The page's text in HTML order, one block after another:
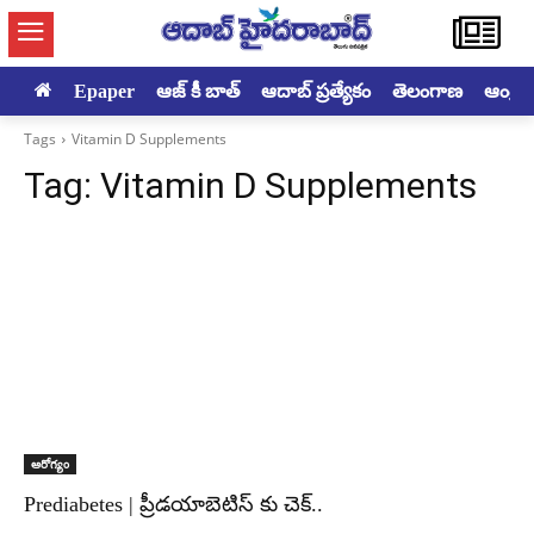
Epaper ఆజ్ కీ బాత్ ఆదాబ్ ప్రత్యేకం తెలంగాణ
Tags Vitamin D Supplements
Tag: Vitamin D Supplements
ఆరోగ్యం
Prediabetes | ప్రీడయాబెటిస్ కు చెక్..